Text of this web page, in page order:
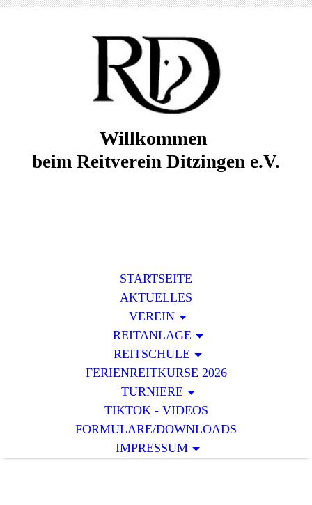
Willkommen
beim Reitverein Ditzingen e.V.
STARTSEITE
AKTUELLES
VEREIN
REITANLAGE
REITSCHULE
FERIENREITKURSE 2026
TURNIERE
TIKTOK - VIDEOS
FORMULARE/DOWNLOADS
IMPRESSUM